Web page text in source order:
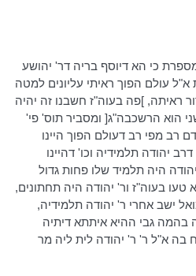
כי האדיוסף בריה דר' יהושע
א"ל עולם הפוך ראיתי עליונים למטה
ראיתה, ]פה בעוה"ז חשבנו זה יהיה
הוא הרשכבה"ג[ ומסבירתוס' פי'
רב מפי רבדעולם הפוך היינו
דרב יהודה תלמידיה וכו' דהיינו
היה תלמיד שלו פחות גדול
טעו בעוה"ז ור' יהודה היה תחתונים,
ישב אחרי ר' יהודה תלמידיה,
בהמה גבי ההיאאיתתא דיתיה
בה א"ל ר' ר' יהודה לית ליה מר